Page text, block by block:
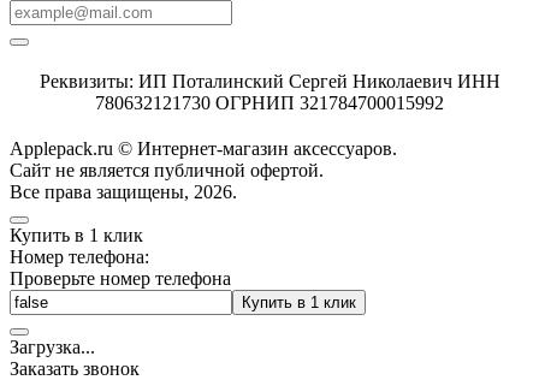
Реквизиты: ИП Поталинский Сергей Николаевич ИНН
780632121730 ОГРНИП 321784700015992
Applepack.ru © Интернет-магазин аксессуаров.
Cайт не является публичной офертой.
Все права защищены, 2026.
Купить в 1 клик
Номер телефона:
Проверьте номер телефона
Купить в 1 клик
Загрузка...
Заказать звонок